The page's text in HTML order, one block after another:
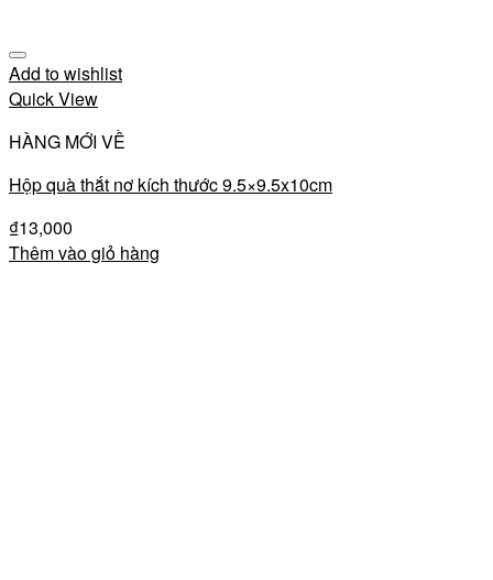
Add to wishlist
Quick View
HÀNG MỚI VỀ
Hộp quà thắt nơ kích thước 9.5×9.5x10cm
₫13,000
Thêm vào giỏ hàng